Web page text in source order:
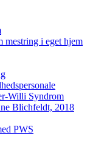
i eget hjem
Willi Syndrom
Blichfeldt, 2018
PWS